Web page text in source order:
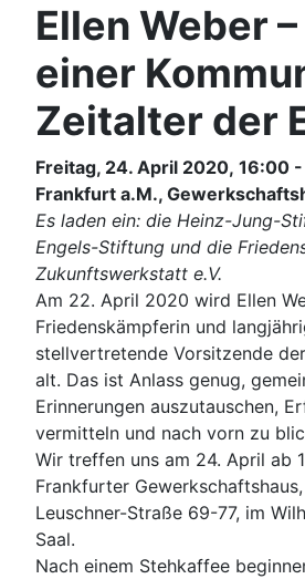
Ellen Weber
einer
Zeitalter der
Freitag, 24. April 2020, 16:00
Frankfurt a.M.,
Es laden ein: die Heinz-Jung-
Engels-Stiftung und die
Zukunftswerkstatt e.V.
Am 22. April 2020 wird Ellen
Friedenskämpferin und
stellvertretende Vorsitzende
alt. Das ist Anlass genug,
Erinnerungen auszutauschen,
vermitteln und nach vorn zu
Wir treffen uns am 24. April ab
Frankfurter
Leuschner-Straße 69-77, im
Saal.
Nach einem Stehkaffee